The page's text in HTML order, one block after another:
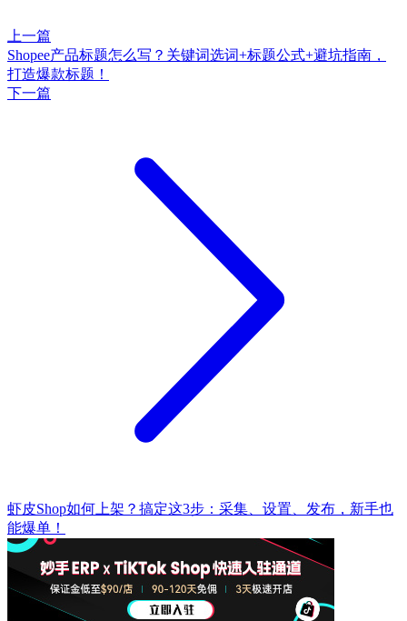
上一篇
Shopee产品标题怎么写？关键词选词+标题公式+避坑指南，
打造爆款标题！
下一篇
虾皮Shop如何上架？搞定这3步：采集、设置、发布，新手也
能爆单！